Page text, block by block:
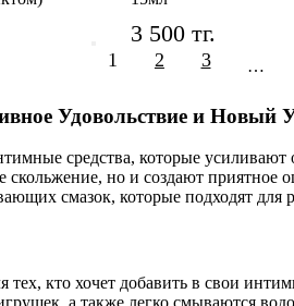
3 500 тг.
1 2 3 …
Удовольствие и Новый
средства, которые усиливают
скольжение, но и создают
смазок, которые подходят
кто хочет добавить в свои
а также легко смываются